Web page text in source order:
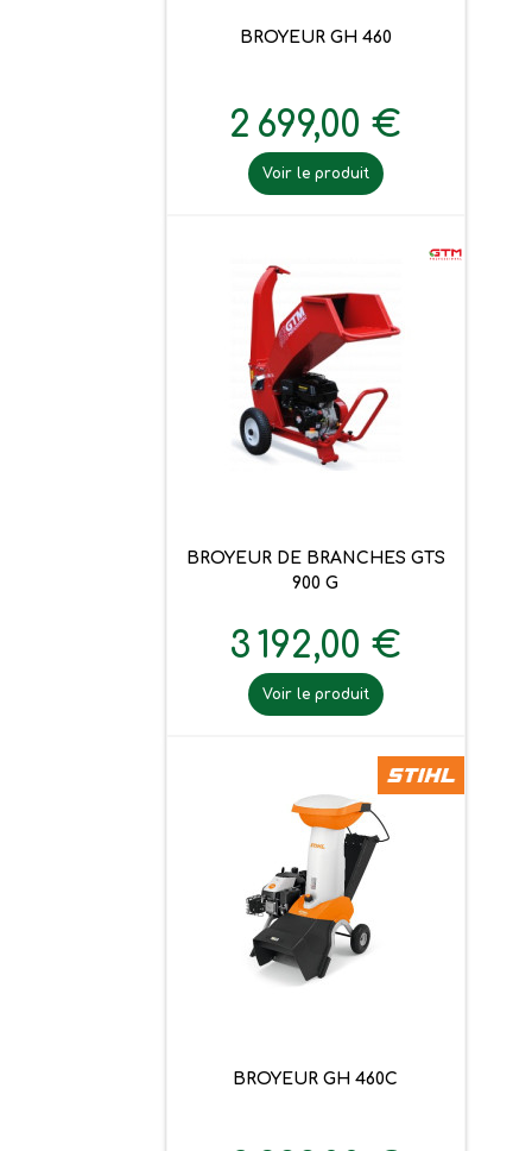
BROYEUR GH 460
2 699,00 €
Voir le produit
BROYEUR DE BRANCHES GTS
900 G
3 192,00 €
Voir le produit
BROYEUR GH 460C